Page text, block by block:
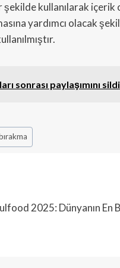
kullanılarak
yardımcı olacak
sonrası paylaşımını sildi
2025: Dünyanın En